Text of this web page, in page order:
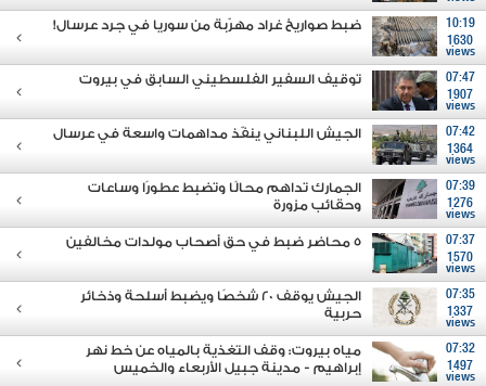
10:19
1630
views
ضبط صواريخ غراد مهرّبة من سوريا في جرد عرسال!
07:47
1907
views
توقيف السفير الفلسطيني السابق في بيروت
07:42
1364
views
الجيش اللبناني ينفّذ مداهمات واسعة في عرسال
07:39
1276
views
الجمارك تداهم محالًا وتضبط عطورًا وساعات
وحقائب مزورة
07:37
1570
views
5 محاضر ضبط في حق أصحاب مولدات مخالفين
07:35
1337
views
الجيش يوقف 20 شخصًا ويضبط أسلحة وذخائر
حربية
07:32
1497
views
مياه بيروت: وقف التغذية بالمياه عن خط نهر
إبراهيم - مدينة جبيل الأربعاء والخميس